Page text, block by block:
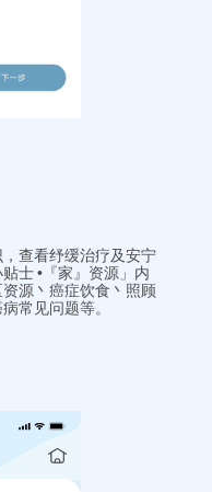
查看纾缓治疗及安宁
士 •『家』资源」内
源丶癌症饮食丶照顾
常见问题等。